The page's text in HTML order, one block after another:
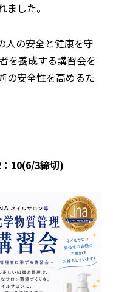
した。
人の安全と健康を守
を養成する講習会を
の安全性を高めるた
10(6/3締切)